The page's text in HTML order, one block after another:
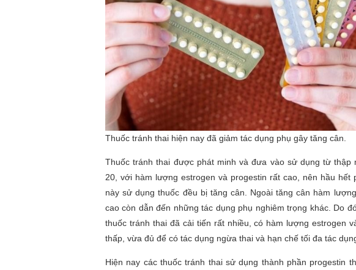
Thuốc tránh thai hiện nay đã giảm tác dụng phụ gây tăng cân.
Thuốc tránh thai được phát minh và đưa vào sử dụng từ thập
20, với hàm lượng estrogen và progestin rất cao, nên hầu hết
này sử dụng thuốc đều bị tăng cân. Ngoài tăng cân hàm
cao còn dẫn đến những tác dụng phụ nghiêm trọng khác. Do
thuốc tránh thai đã cải tiến rất nhiều, có hàm lượng estrogen
thấp, vừa đủ để có tác dụng ngừa thai và hạn chế tối đa tác
Hiện nay các thuốc tránh thai sử dụng thành phần progestin